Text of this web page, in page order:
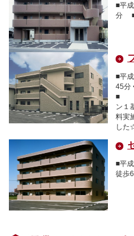
■平
分
■平
45分
■ ≪
ン１
料
し
■平
徒